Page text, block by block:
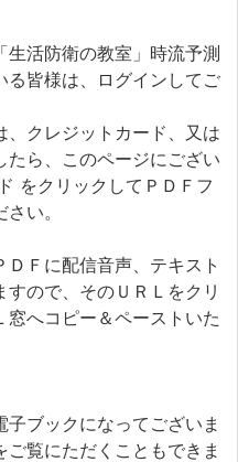
生活防衛の教室」時流予測
る皆様は、ログインしてご
クレジットカード、又は
たら、このページにござい
をクリックしてＰＤＦフ
い。
Ｆに配信音声、テキスト
ので、そのＵＲＬをクリ
窓へコピー＆ペーストいた
ブックになってございま
覧にただくこともできま